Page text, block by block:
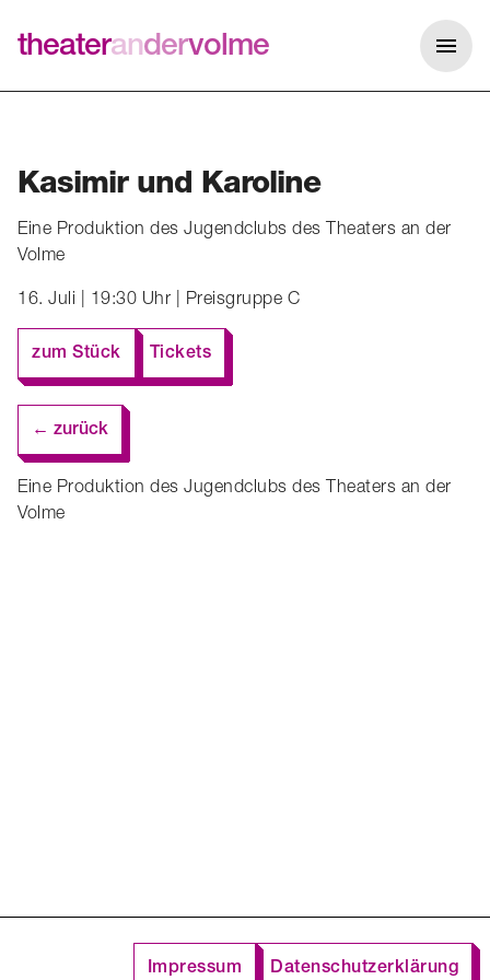
theaterandervolme
Kasimir und Karoline
Eine Produktion des Jugendclubs des Theaters an der
Volme
16. Juli | 19:30 Uhr | Preisgruppe C
zum Stück Tickets
← zurück
Eine Produktion des Jugendclubs des Theaters an der
Volme
Impressum Datenschutzerklärung